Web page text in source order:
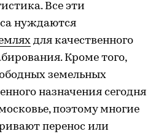
Все эти
нуждаются
для качественного
Кроме того,
земельных
назначения сегодня
поэтому многие
перенос или